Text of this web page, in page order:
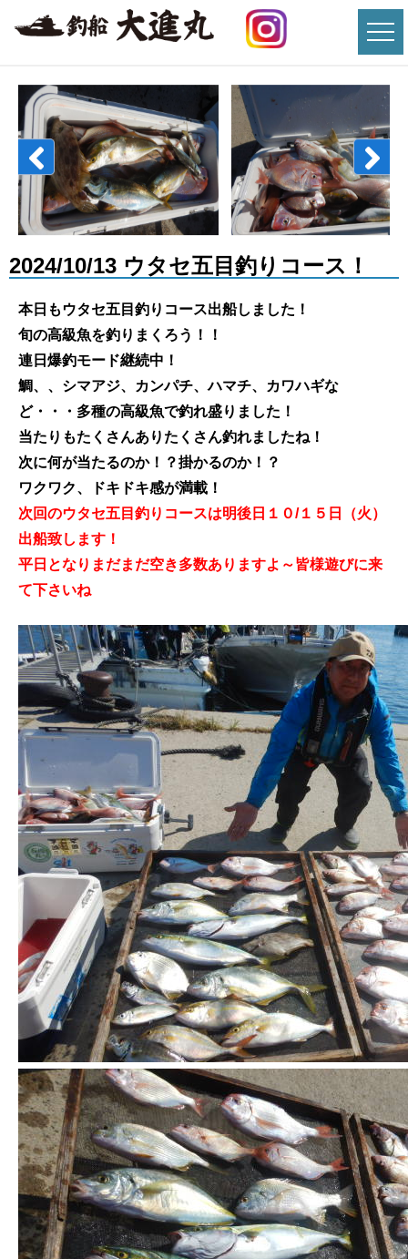
2024/10/13 ウタセ五目釣りコース！
本日もウタセ五目釣りコース出船しました！
旬の高級魚を釣りまくろう！！
連日爆釣モード継続中！
鯛、、シマアジ、カンパチ、ハマチ、カワハギな
ど・・・多種の高級魚で釣れ盛りました！
当たりもたくさんありたくさん釣れましたね！
次に何が当たるのか！？掛かるのか！？
ワクワク、ドキドキ感が満載！
次回のウタセ五目釣りコースは明後日１０/１５日（火）
出船致します！
平日となりまだまだ空き多数ありますよ～皆様遊びに来
て下さいね